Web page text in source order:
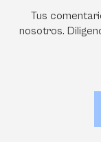
Tus
nosotros.